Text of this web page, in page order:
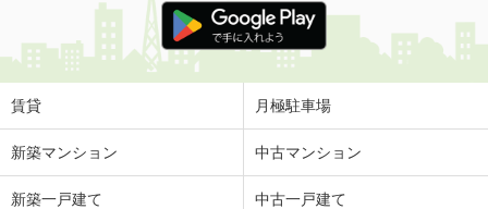
賃貸 月極駐車場
新築マンション 中古マンション
新築一戸建て 中古一戸建て